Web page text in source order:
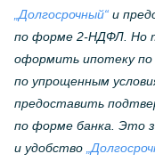
„Долгосрочный“ и
по форме 2-НДФЛ. Но
оформить ипотеку
по упрощенным
предоставить
по форме банка. Это
и удобство